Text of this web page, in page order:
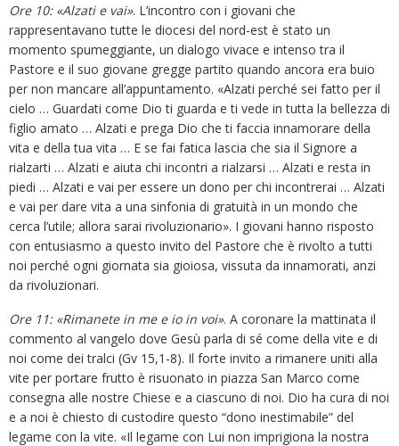
Ore 10: «Alzati e vai». L’incontro con i giovani che
rappresentavano tutte le diocesi del nord-est è stato un
momento spumeggiante, un dialogo vivace e intenso tra il
Pastore e il suo giovane gregge partito quando ancora era buio
per non mancare all’appuntamento. «Alzati perché sei fatto per il
cielo … Guardati come Dio ti guarda e ti vede in tutta la bellezza di
figlio amato … Alzati e prega Dio che ti faccia innamorare della
vita e della tua vita … E se fai fatica lascia che sia il Signore a
rialzarti … Alzati e aiuta chi incontri a rialzarsi … Alzati e resta in
piedi … Alzati e vai per essere un dono per chi incontrerai … Alzati
e vai per dare vita a una sinfonia di gratuità in un mondo che
cerca l’utile; allora sarai rivoluzionario». I giovani hanno risposto
con entusiasmo a questo invito del Pastore che è rivolto a tutti
noi perché ogni giornata sia gioiosa, vissuta da innamorati, anzi
da rivoluzionari.
Ore 11: «Rimanete in me e io in voi». A coronare la mattinata il
commento al vangelo dove Gesù parla di sé come della vite e di
noi come dei tralci (Gv 15,1-8). Il forte invito a rimanere uniti alla
vite per portare frutto è risuonato in piazza San Marco come
consegna alle nostre Chiese e a ciascuno di noi. Dio ha cura di noi
e a noi è chiesto di custodire questo “dono inestimabile” del
legame con la vite. «Il legame con Lui non imprigiona la nostra